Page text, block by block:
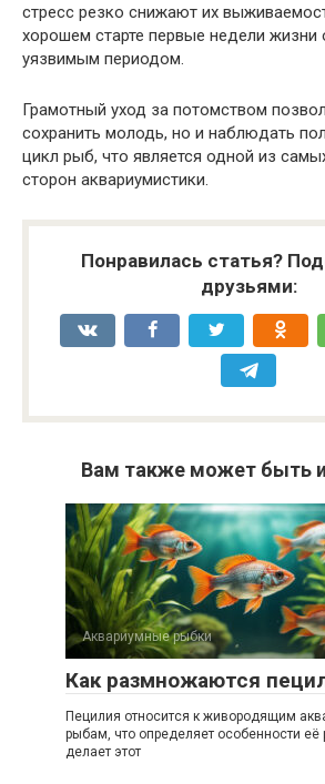
стресс резко снижают их
хорошем старте первые недели жизни
уязвимым периодом.
Грамотный уход за потомством
сохранить молодь, но и наблюдать
цикл рыб, что является одной из
сторон аквариумистики.
Понравилась статья?
друзьями:
Вам также может быть
Аквариумные рыбки
Как размножаются
Пецилия относится к живородящим
рыбам, что определяет особенности
делает этот